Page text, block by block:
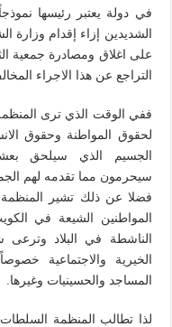
في دولة يعتبر رئيسها
الشديدين إزاء إقدام وزارة
على اغلاق ومصادرة جمعية
التراجع عن هذا الاجراء
ففي الوقت الذي ترى
لحقوق المواطنة وحقوق
الجسيم الذي سيلحق
سيحرمون مما تقدمه لهم
فضلا عن ذلك تشير المنظمة
المواطنين الشيعة في
الناشطة في البلاد وترعى
الخيرية والاجتماعية
المساجد والحسينيات وغيرها.
لذا تطالب المنظمة